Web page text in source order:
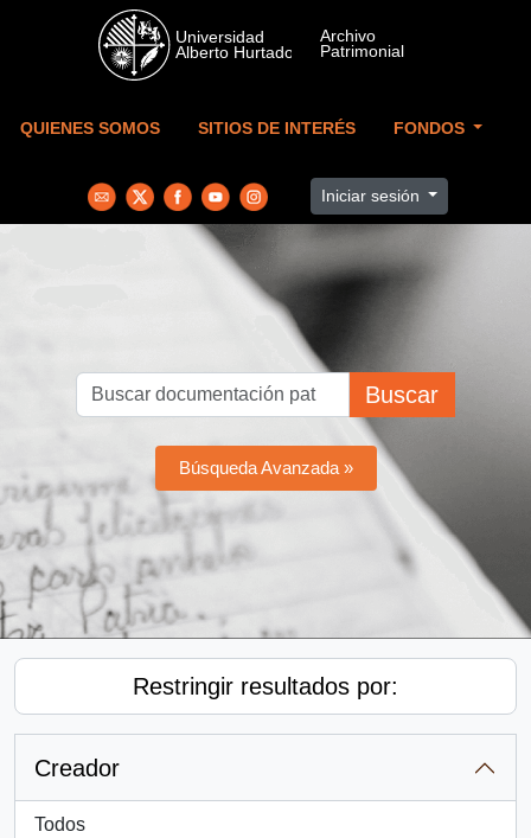
Skip to main content
QUIENES SOMOS SITIOS DE INTERÉS FONDOS
Iniciar sesión
Buscar
Búsqueda Avanzada »
Restringir resultados por:
Creador
Todos